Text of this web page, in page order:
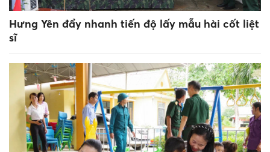
Hưng Yên đẩy nhanh tiến độ lấy mẫu hài cốt liệt
sĩ